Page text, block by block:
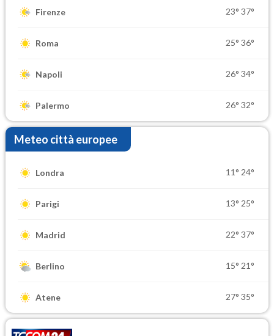
Firenze 23° 37°
Roma 25° 36°
Napoli 26° 34°
Palermo 26° 32°
Meteo città europee
Londra 11° 24°
Parigi 13° 25°
Madrid 22° 37°
Berlino 15° 21°
Atene 27° 35°